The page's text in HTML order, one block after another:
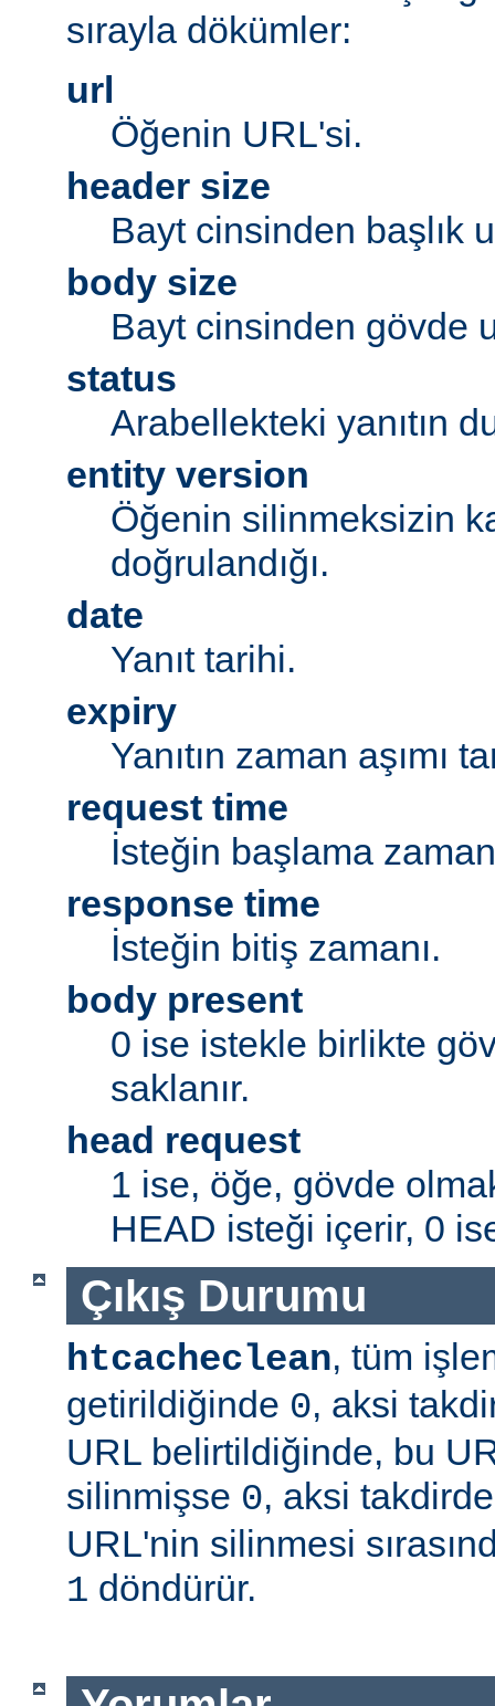
sırayla dökümler:
url
Öğenin URL'si.
header size
Bayt cinsinden başlık
body size
Bayt cinsinden gövde
status
Arabellekteki yanıtın
entity version
Öğenin silinmeksizin
doğrulandığı.
date
Yanıt tarihi.
expiry
Yanıtın zaman aşımı
request time
İsteğin başlama
response time
İsteğin bitiş zamanı.
body present
0 ise istekle birlikte
saklanır.
head request
1 ise, öğe, gövde
HEAD isteği içerir, 0
Çıkış Durumu
htcacheclean, tüm
getirildiğinde 0, aksi
URL belirtildiğinde, bu
silinmişse 0, aksi
URL'nin silinmesi
1 döndürür.